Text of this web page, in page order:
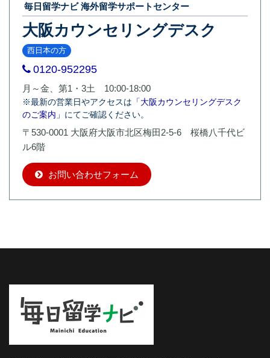
毎日留学ナビ 海外留学サポートセンター
大阪カウンセリングデスク
西日本の方
0120-952295
月～金、第1・3土 10:00-18:00
※最新の営業日やアクセスは 「大阪カウンセリングデスク
のご案内」 にてご確認ください。
〒530-0001 大阪府大阪市北区梅田2-5-6 桜橋八千代ビ
ル6階
お問い合わせフォーム